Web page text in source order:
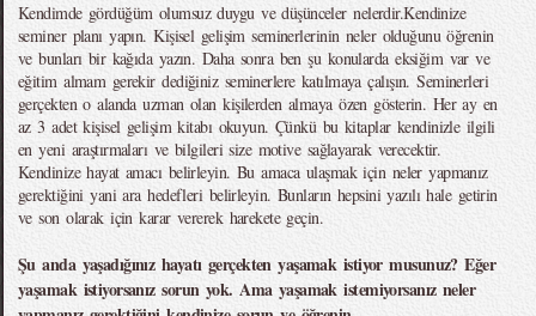
Kendimde gördüğüm olumsuz duygu ve düşünceler nelerdir.Kendinize
seminer planı yapın. Kişisel gelişim seminerlerinin neler olduğunu öğrenin
ve bunları bir kağıda yazın. Daha sonra ben şu konularda eksiğim var ve
eğitim almam gerekir dediğiniz seminerlere katılmaya çalışın. Seminerleri
gerçekten o alanda uzman olan kişilerden almaya özen gösterin. Her ay en
az 3 adet kişisel gelişim kitabı okuyun. Çünkü bu kitaplar kendinizle ilgili
en yeni araştırmaları ve bilgileri size motive sağlayarak verecektir.
Kendinize hayat amacı belirleyin. Bu amaca ulaşmak için neler yapmanız
gerektiğini yani ara hedefleri belirleyin. Bunların hepsini yazılı hale getirin
ve son olarak için karar vererek harekete geçin.
Şu anda yaşadığınız hayatı gerçekten yaşamak istiyor musunuz? Eğer
yaşamak istiyorsanız sorun yok. Ama yaşamak istemiyorsanız neler